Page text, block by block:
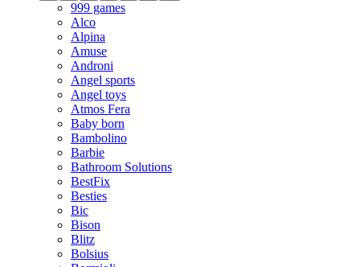
999 games
Alco
Alpina
Amuse
Androni
Angel sports
Angel toys
Atmos Fera
Baby born
Bambolino
Barbie
Bathroom Solutions
BestFix
Besties
Bic
Bison
Blitz
Bolsius